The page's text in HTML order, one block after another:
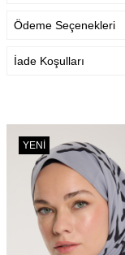
Ödeme Seçenekleri
İade Koşulları
YENI